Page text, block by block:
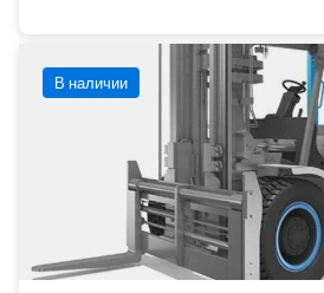
В наличии